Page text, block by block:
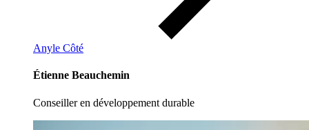
Anyle Côté
Étienne Beauchemin
Conseiller en développement durable